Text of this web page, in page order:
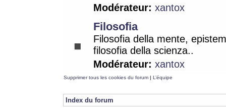
Modérateur: xantox
Filosofia
Filosofia della mente,
filosofia della scienza..
Modérateur: xantox
Supprimer tous les cookies du forum | L’équipe
Index du forum